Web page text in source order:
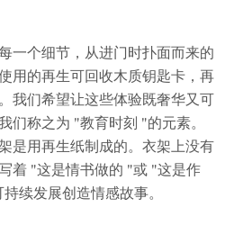
一个细节，从进门时扑面而来的
用的再生可回收木质钥匙卡，再
我们希望让这些体验既奢华又可
们称之为 "教育时刻 "的元素。
是用再生纸制成的。衣架上没有
着 "这是情书做的 "或 "这是作
续发展创造情感故事。